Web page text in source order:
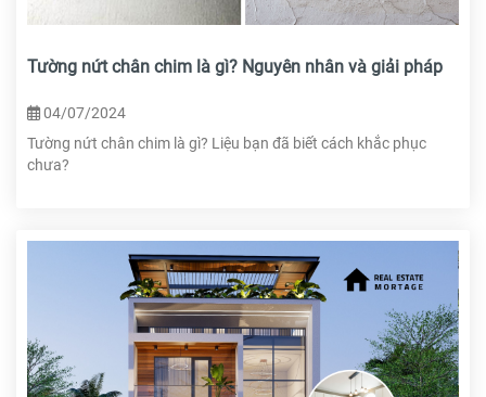
Tường nứt chân chim là gì? Nguyên nhân và giải pháp
04/07/2024
Tường nứt chân chim là gì? Liệu bạn đã biết cách khắc phục
chưa?